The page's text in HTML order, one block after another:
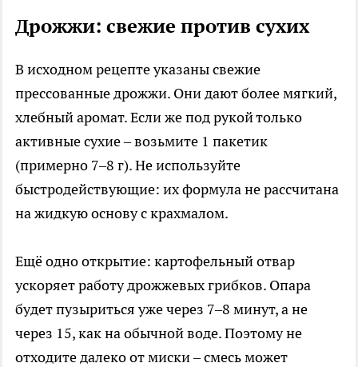
Дрожжи: свежие против сухих
В исходном рецепте указаны свежие
прессованные дрожжи. Они дают более мягкий,
хлебный аромат. Если же под рукой только
активные сухие – возьмите 1 пакетик
(примерно 7–8 г). Не используйте
быстродействующие: их формула не рассчитана
на жидкую основу с крахмалом.
Ещё одно открытие: картофельный отвар
ускоряет работу дрожжевых грибков. Опара
будет пузыриться уже через 7–8 минут, а не
через 15, как на обычной воде. Поэтому не
отходите далеко от миски – смесь может